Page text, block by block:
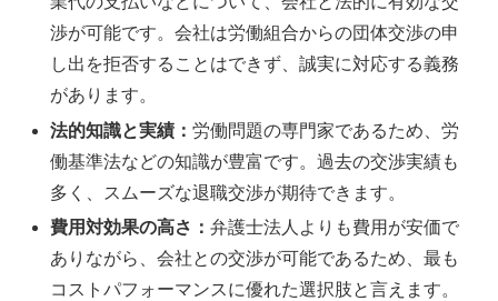
渉が可能です。会社は労働組合からの団体交渉の申
し出を拒否することはできず、誠実に対応する義務
があります。
法的知識と実績：労働問題の専門家であるため、労
働基準法などの知識が豊富です。過去の交渉実績も
多く、スムーズな退職交渉が期待できます。
費用対効果の高さ：弁護士法人よりも費用が安価で
ありながら、会社との交渉が可能であるため、最も
コストパフォーマンスに優れた選択肢と言えます。